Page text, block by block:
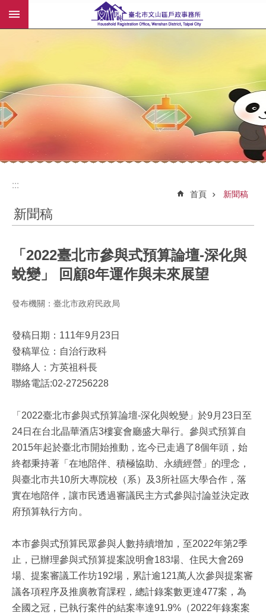
跳到主要內容區塊
:::
:::
首頁 新聞稿
新聞稿
「2022臺北市參與式預算論壇-深化與
蛻變」 回顧8年運作與未來展望
發布機關：臺北市政府民政局
發稿日期：111年9月23日
發稿單位：自治行政科
聯絡人：方英祖科長
聯絡電話:02-27256228
「2022臺北市參與式預算論壇-深化與蛻變」於9月23日至
24日在台北晶華酒店3樓宴會廳盛大舉行。參與式預算自
2015年起於臺北市開始推動，迄今已走過了8個年頭，始
終都秉持著「在地陪伴、積極協助、永續經營」的理念，
與臺北市共10所大專院校（系）及3所社區大學合作，落
實在地陪伴，讓市民透過審議民主方式參與討論並決定政
府預算執行方向。
本市參與式預算民眾參與人數持續增加，至2022年第2季
止，已辦理參與式預算提案說明會183場、住民大會269
場、提案審議工作坊192場，累計逾121萬人次參與提案審
議各項程序及推廣教育課程，總計錄案數更達477案，為
全國之冠，已執行案件的結案率達91.9%（2022年錄案案